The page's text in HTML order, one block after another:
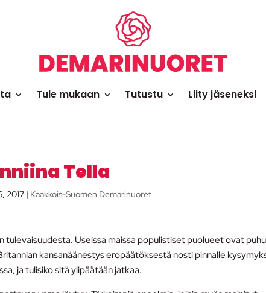
Tule mukaan Tutustu Liity jäseneksi
Tella
2017 | Kaakkois-Suomen Demarinuoret
tulevaisuudesta. Useissa maissa populistiset puolueet ovat
kansanäänestys eropäätöksestä nosti pinnalle
ja tulisiko sitä ylipäätään jatkaa.